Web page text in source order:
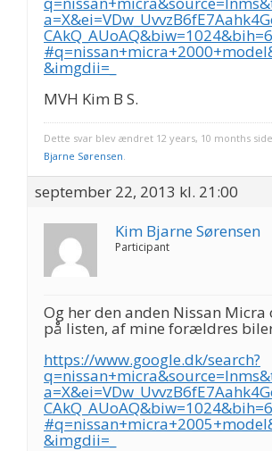
&imgdii=_
MVH Kim B S.
Dette svar blev ændret 12 years, 10 months
Bjarne Sørensen
september 22, 2013 kl. 21:00
Kim Bjarne Sørensen
Participant
Og her den anden Nissan Micra
på listen, af mine forældres
https://www.google.dk/search?
&imgdii=_